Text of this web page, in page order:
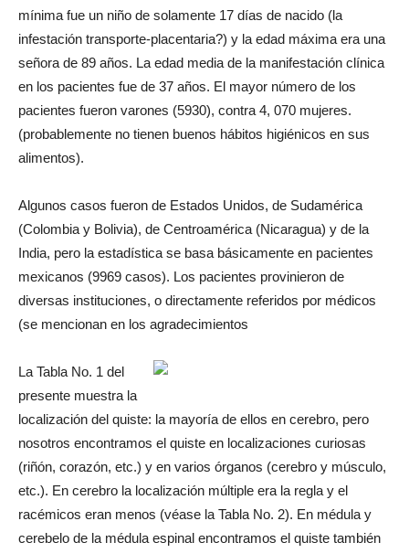
mínima fue un niño de solamente 17 días de nacido (la
infestación transporte-placentaria?) y la edad máxima era una
señora de 89 años. La edad media de la manifestación clínica
en los pacientes fue de 37 años. El mayor número de los
pacientes fueron varones (5930), contra 4, 070 mujeres.
(probablemente no tienen buenos hábitos higiénicos en sus
alimentos).
Algunos casos fueron de Estados Unidos, de Sudamérica
(Colombia y Bolivia), de Centroamérica (Nicaragua) y de la
India, pero la estadística se basa básicamente en pacientes
mexicanos (9969 casos). Los pacientes provinieron de
diversas instituciones, o directamente referidos por médicos
(se mencionan en los agradecimientos
La Tabla No. 1 del
presente muestra la
localización del quiste: la mayoría de ellos en cerebro, pero
nosotros encontramos el quiste en localizaciones curiosas
(riñón, corazón, etc.) y en varios órganos (cerebro y músculo,
etc.). En cerebro la localización múltiple era la regla y el
racémicos eran menos (véase la Tabla No. 2). En médula y
cerebelo de la médula espinal encontramos el quiste también